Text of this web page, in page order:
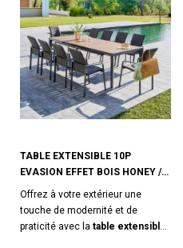
TABLE EXTENSIBLE 10P
EVASION EFFET BOIS HONEY /
GRAPHITE HESPÉRIDE
Offrez à votre extérieur une
touche de modernité et de
praticité avec la table extensible